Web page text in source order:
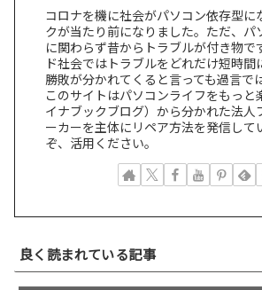
コロナを機に社会がパソコン依存型に
クが当たり前になりました。ただ、パ
に関わらず昔からトラブルが付き物で
ド社会ではトラブルをどれだけ短時間
勝敗が分かれてくると言っても過言で
このサイトはパソコンライフをもっと
イナブックブログ）から分かれた法人
ーカーを主体にリペア方法を発信して
ぞ、活用ください。
良く読まれている記事
キーキャップが外れた！HP
G7 G8 シリーズ キーボード修理